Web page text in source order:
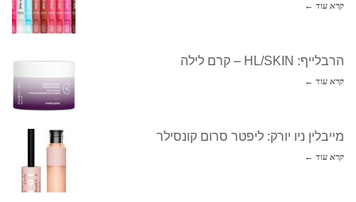
קרא עוד ←
הרבלייף: HL/SKIN – קרם לילה
קרא עוד ←
מייבלין ניו יורק: ליפטר סרום קונסילר
קרא עוד ←